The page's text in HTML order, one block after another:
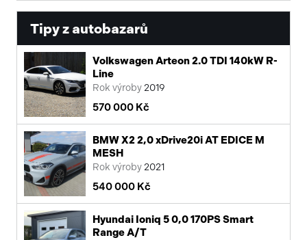
Tipy z autobazarů
Volkswagen Arteon 2.0 TDI 140kW R-
Line
Rok výroby 2019
570 000 Kč
BMW X2 2,0 xDrive20i AT EDICE M
MESH
Rok výroby 2021
540 000 Kč
Hyundai Ioniq 5 0,0 170PS Smart
Range A/T